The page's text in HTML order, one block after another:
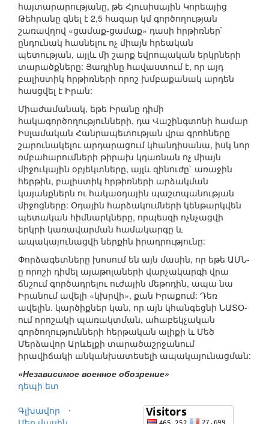
հայտարարությանը, թե Հյուսիսային Կորեայից
Թեհրանը գնել է 2,5 հազար կմ գործողության
շառավղով «ցամաք-ցամաք» դասի հրթիռներ`
ընդունակ հասնելու ոչ միայն հրեական
պետության, այլև մի շարք եվրոպական երկրների
տարածքները: Յադլինը հավաստում է, որ այդ
բալիստիկ հրթիռների որոշ խմբաքանակ արդեն
հասցվել է Իրան:
Միաժամանակ, եթե Իրանը դիմի
հակագործողությունների, դա Վաշինգտոնի համար
Իսլամական Հանրապետության վրա գրոհները
շարունակելու արդարացում կհանդիսանա, իսկ նոր
ռմբահարումների թիրախ կդառնան ոչ միայն
միջուկային օբյեկտները, այլև զինուժը` առաջին
հերթին, բալիստիկ հրթիռների արձակման
կայանքներն ու հակաօդային պաշտպանության
միջոցները: Օդային հարձակումների կենթարկվեն
պետական հիմնարկները, որպեսզի ոչնչացվի
երկրի կառավարման համակարգը և
ապակայունացվի ներքին իրադրությունը:
Փորձագետները խոսում են այն մասին, որ եթե ԱՄՆ-
ը որոշի դիմել այաթոլաների վարչակարգի վրա
ճնշում գործադրելու ուժային մեթոդին, ապա նա
Իրանում ավելի «կխրվի», քան Իրաքում: Դեռ
ավելին. կարծիքներ կան, որ այն կհանգեցնի ՆԱՏՕ-
ում որոշակի պառակտման, ահաբեկչական
գործողությունների հերթական ալիքի և Մեծ
Մերձավոր Արևելքի տարածաշրջանում
իրավիճակի անկանխատեսելի ապակայունացման:
«Независимое военное обозрение»
դեպի ետ
Գլխավոր
⋅